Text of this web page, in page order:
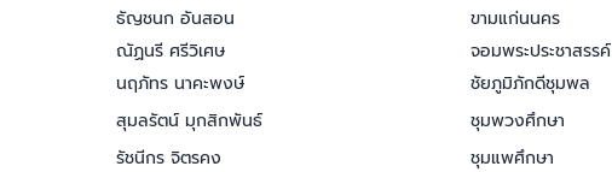
ธัญชนก อันสอน
ขามแก่นนคร
ณัฏนรี ศรีวิเศษ
จอมพระประชาสรรค์
นฤภัทร นาคะพงษ์
ชัยภูมิภักดีชุมพล
สุมลรัตน์ มุกสิกพันธ์
ชุมพวงศึกษา
รัชนีกร จิตรคง
ชุมแพศึกษา